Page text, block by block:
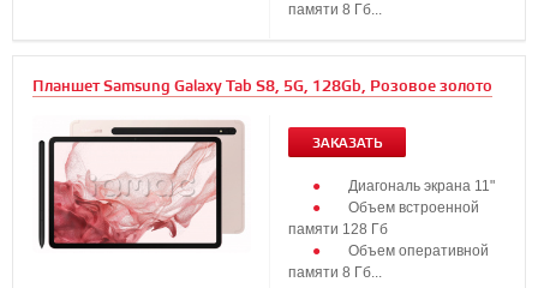
памяти 8 Гб...
Планшет Samsung Galaxy Tab S8, 5G, 128Gb, Розовое золото
ЗАКАЗАТЬ
Диагональ экрана 11"
Объем встроенной
памяти 128 Гб
Объем оперативной
памяти 8 Гб...